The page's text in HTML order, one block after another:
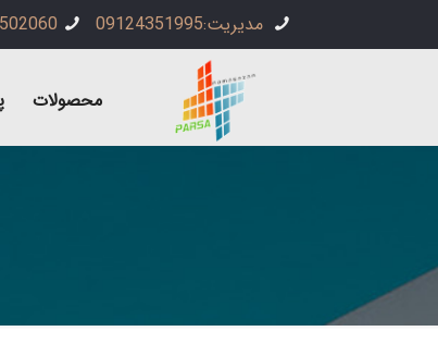
مدیریت:09124351995
محصولات